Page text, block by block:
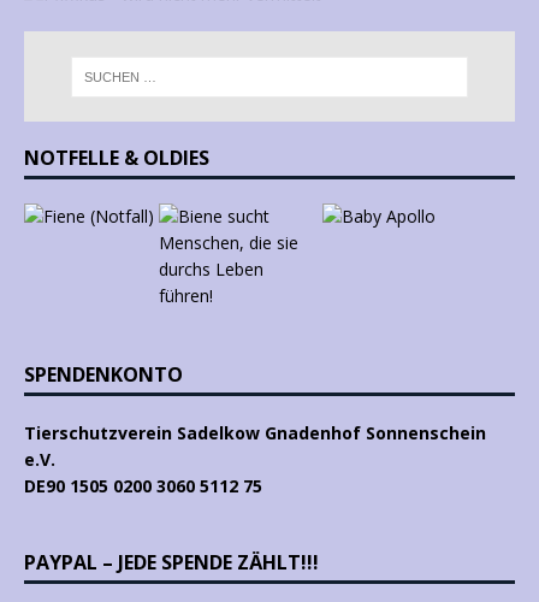
NOTFELLE & OLDIES
SPENDENKONTO
Tierschutzverein Sadelkow Gnadenhof Sonnenschein
e.V.
DE90 1505 0200 3060 5112 75
PAYPAL – JEDE SPENDE ZÄHLT!!!